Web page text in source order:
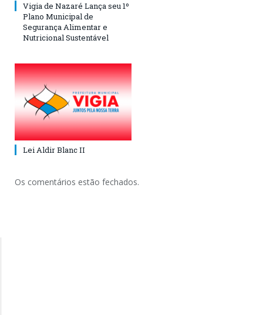
Vigia de Nazaré Lança seu 1º
Plano Municipal de
Segurança Alimentar e
Nutricional Sustentável
Lei Aldir Blanc II
Os comentários estão fechados.